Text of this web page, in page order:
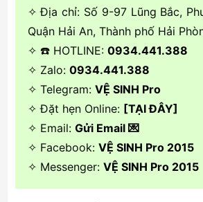
✧ Địa chỉ: Số 9-97 Lũng Bắc,
Quận Hải An, Thành phố Hải
✧ ☎️ HOTLINE: 0934.441.388
✧ Zalo: 0934.441.388
✧ Telegram: VỆ SINH Pro
✧ Đặt hẹn Online: [TẠI ĐÂY]
✧ Email: Gửi Email 💌
✧ Facebook: VỆ SINH Pro 2015
✧ Messenger: VỆ SINH Pro 2015